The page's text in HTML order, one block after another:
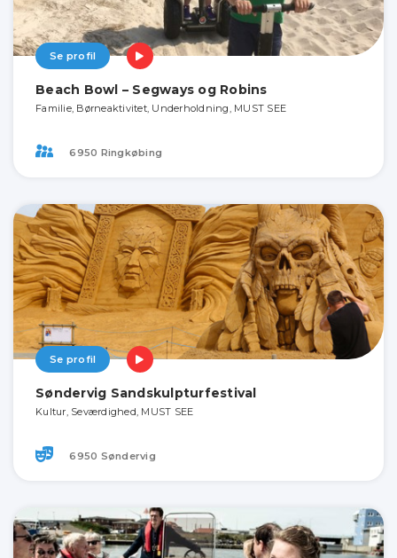
Se profil
Beach Bowl – Segways og Robins
Familie, Børneaktivitet, Underholdning, MUST SEE
6950 Ringkøbing
Se profil
Søndervig Sandskulpturfestival
Kultur, Seværdighed, MUST SEE
6950 Søndervig